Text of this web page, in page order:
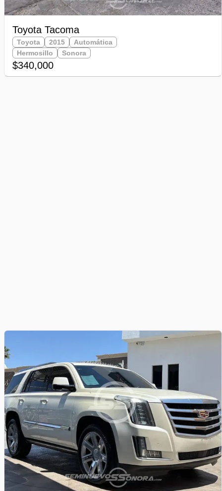
Toyota Tacoma
Toyota 2015
Automática
Hermosillo
Sonora
$340,000